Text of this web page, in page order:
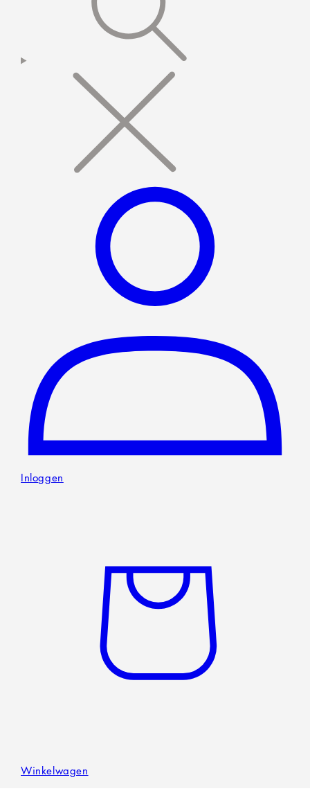
Inloggen
Winkelwagen